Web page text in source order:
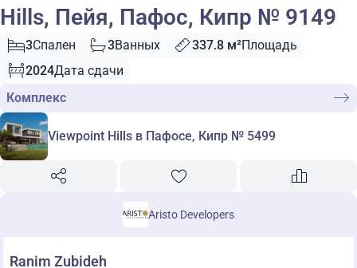
Hills, Пейя, Пафос, Кипр № 9149
3Спален 3Ванных 337.8 м²Площадь
2024Дата сдачи
Комплекс
Viewpoint Hills в Пафосе, Кипр № 5499
Aristo Developers
Ranim Zubideh